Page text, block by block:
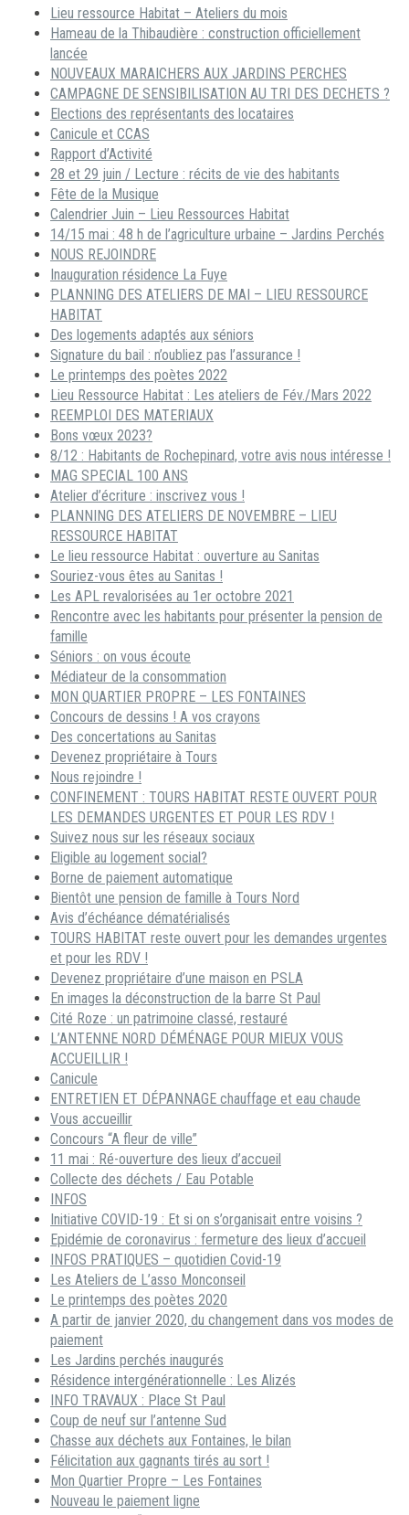
Lieu ressource Habitat – Ateliers du mois
Hameau de la Thibaudière : construction officiellement
lancée
NOUVEAUX MARAICHERS AUX JARDINS PERCHES
CAMPAGNE DE SENSIBILISATION AU TRI DES DECHETS ?
Elections des représentants des locataires
Canicule et CCAS
Rapport d’Activité
28 et 29 juin / Lecture : récits de vie des habitants
Fête de la Musique
Calendrier Juin – Lieu Ressources Habitat
14/15 mai : 48 h de l’agriculture urbaine – Jardins Perchés
NOUS REJOINDRE
Inauguration résidence La Fuye
PLANNING DES ATELIERS DE MAI – LIEU RESSOURCE
HABITAT
Des logements adaptés aux séniors
Signature du bail : n’oubliez pas l’assurance !
Le printemps des poètes 2022
Lieu Ressource Habitat : Les ateliers de Fév./Mars 2022
REEMPLOI DES MATERIAUX
Bons vœux 2023?
8/12 : Habitants de Rochepinard, votre avis nous intéresse !
MAG SPECIAL 100 ANS
Atelier d’écriture : inscrivez vous !
PLANNING DES ATELIERS DE NOVEMBRE – LIEU
RESSOURCE HABITAT
Le lieu ressource Habitat : ouverture au Sanitas
Souriez-vous êtes au Sanitas !
Les APL revalorisées au 1er octobre 2021
Rencontre avec les habitants pour présenter la pension de
famille
Séniors : on vous écoute
Médiateur de la consommation
MON QUARTIER PROPRE – LES FONTAINES
Concours de dessins ! A vos crayons
Des concertations au Sanitas
Devenez propriétaire à Tours
Nous rejoindre !
CONFINEMENT : TOURS HABITAT RESTE OUVERT POUR
LES DEMANDES URGENTES ET POUR LES RDV !
Suivez nous sur les réseaux sociaux
Eligible au logement social?
Borne de paiement automatique
Bientôt une pension de famille à Tours Nord
Avis d’échéance dématérialisés
TOURS HABITAT reste ouvert pour les demandes urgentes
et pour les RDV !
Devenez propriétaire d’une maison en PSLA
En images la déconstruction de la barre St Paul
Cité Roze : un patrimoine classé, restauré
L’ANTENNE NORD DÉMÉNAGE POUR MIEUX VOUS
ACCUEILLIR !
Canicule
ENTRETIEN ET DÉPANNAGE chauffage et eau chaude
Vous accueillir
Concours “A fleur de ville”
11 mai : Ré-ouverture des lieux d’accueil
Collecte des déchets / Eau Potable
INFOS
Initiative COVID-19 : Et si on s’organisait entre voisins ?
Epidémie de coronavirus : fermeture des lieux d’accueil
INFOS PRATIQUES – quotidien Covid-19
Les Ateliers de L’asso Monconseil
Le printemps des poètes 2020
A partir de janvier 2020, du changement dans vos modes de
paiement
Les Jardins perchés inaugurés
Résidence intergénérationnelle : Les Alizés
INFO TRAVAUX : Place St Paul
Coup de neuf sur l’antenne Sud
Chasse aux déchets aux Fontaines, le bilan
Félicitation aux gagnants tirés au sort !
Mon Quartier Propre – Les Fontaines
Nouveau le paiement ligne